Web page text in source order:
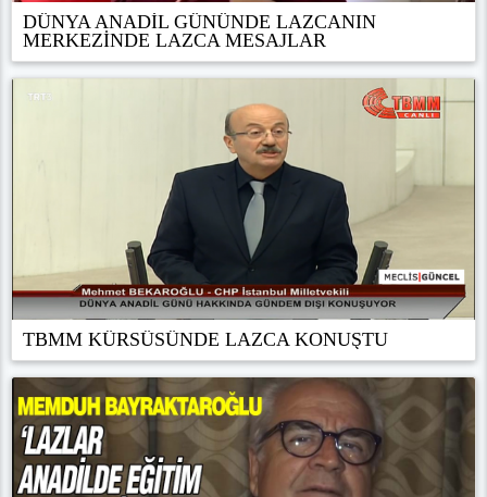
DÜNYA ANADİL GÜNÜNDE LAZCANIN
MERKEZİNDE LAZCA MESAJLAR
TBMM KÜRSÜSÜNDE LAZCA KONUŞTU